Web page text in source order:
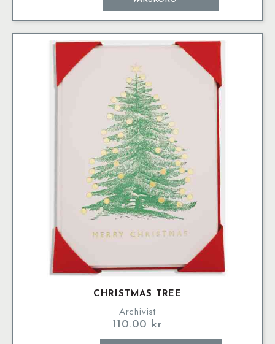
CHRISTMAS TREE
Archivist
110.00 kr